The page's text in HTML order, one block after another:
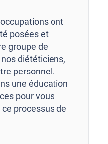
ont
posées et
groupe de
diététiciens,
personnel.
une éducation
pour vous
processus de